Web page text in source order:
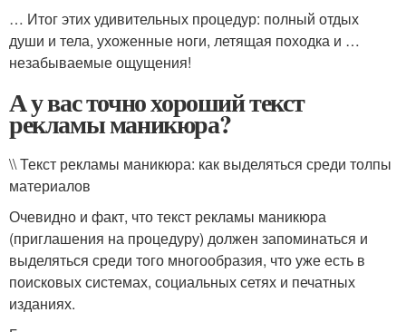
… Итог этих удивительных процедур: полный отдых
души и тела, ухоженные ноги, летящая походка и …
незабываемые ощущения!
А у вас точно хороший текст
рекламы маникюра?
\\ Текст рекламы маникюра: как выделяться среди толпы
материалов
Очевидно и факт, что текст рекламы маникюра
(приглашения на процедуру) должен запоминаться и
выделяться среди того многообразия, что уже есть в
поисковых системах, социальных сетях и печатных
изданиях.